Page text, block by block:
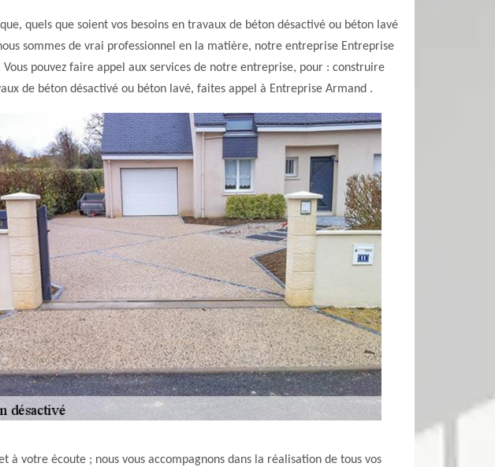
quels que soient vos besoins en travaux de béton désactivé ou béton lavé
sommes de vrai professionnel en la matière, notre entreprise Entreprise
pouvez faire appel aux services de notre entreprise, pour : construire
de béton désactivé ou béton lavé, faites appel à Entreprise Armand .
votre écoute ; nous vous accompagnons dans la réalisation de tous vos